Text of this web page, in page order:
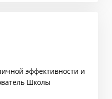
эффективности и
Школы